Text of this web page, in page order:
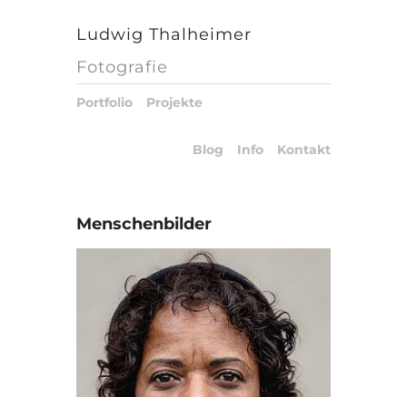
Ludwig Thalheimer
Fotografie
Portfolio Projekte
Blog Info Kontakt
Menschenbilder